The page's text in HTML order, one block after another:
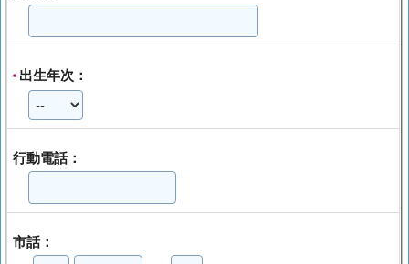
* 出生年次：
行動電話：
市話：